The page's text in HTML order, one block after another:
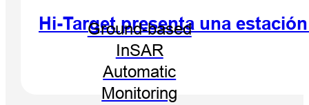
Ground-based
InSAR
Automatic
Monitoring
Hi-Target presenta una